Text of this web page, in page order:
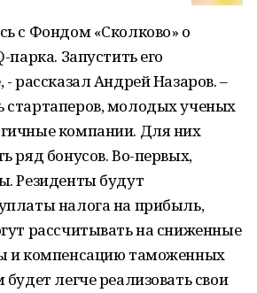
с Фондом «Сколково» о
парка. Запустить его
рассказал Андрей Назаров. –
стартаперов, молодых ученых
компании. Для них
ряд бонусов. Во-первых,
Резиденты будут
налога на прибыль,
рассчитывать на сниженные
и компенсацию таможенных
легче реализовать свои